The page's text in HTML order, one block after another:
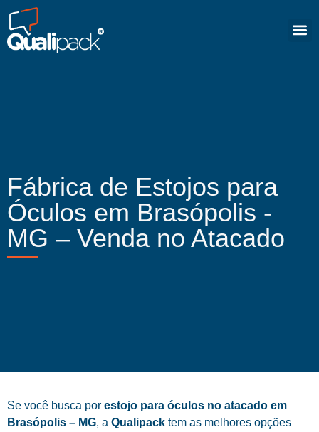
Fábrica de Estojos para
Óculos em Brasópolis -
MG – Venda no Atacado
Se você busca por estojo para óculos no atacado em
Brasópolis – MG, a Qualipack tem as melhores opções